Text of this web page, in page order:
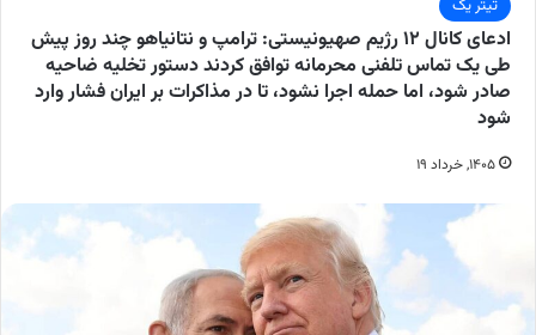
تیتر یک
ادعای کانال ۱۲ رژیم صهیونیستی: ترامپ و نتانیاهو چند روز پیش
طی یک تماس تلفنی محرمانه توافق کردند دستور تخلیه ضاحیه
صادر شود، اما حمله اجرا نشود، تا در مذاکرات بر ایران فشار وارد
شود
۱۴۰۵, خرداد ۱۹